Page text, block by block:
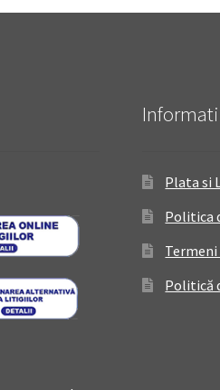
Plata si
Politica
Politică